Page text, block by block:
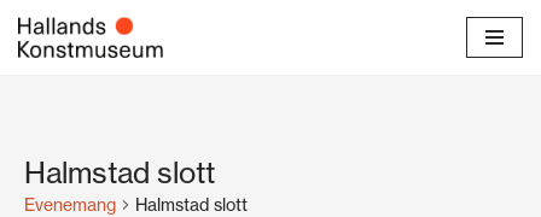
Hoppa
Halmstad slott
Evenemang Halmstad slott